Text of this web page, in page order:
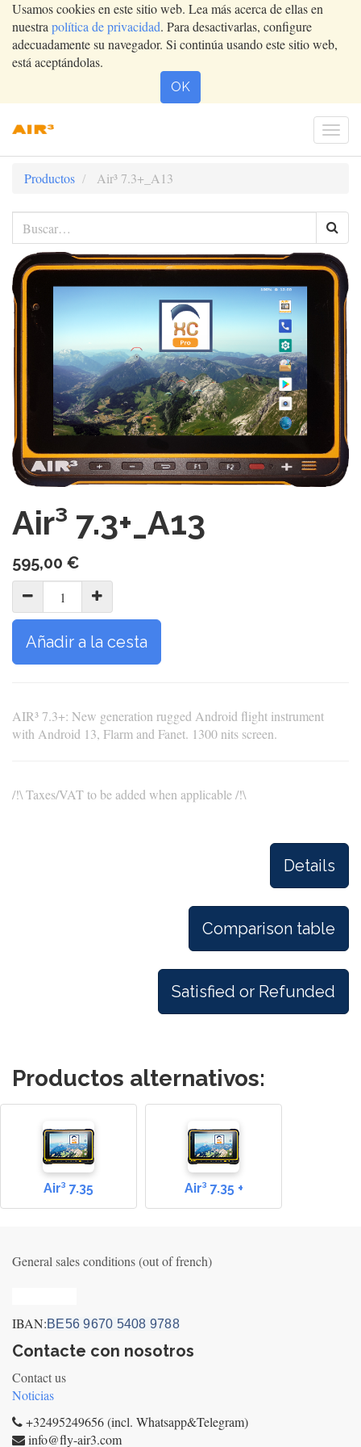
Usamos cookies en este sitio web. Lea más acerca de ellas en
nuestra política de privacidad. Para desactivarlas, configure
adecuadamente su navegador. Si continúa usando este sitio web,
está aceptándolas.
OK
Productos Air³ 7.3+_A13
Air³ 7.3+_A13
595,00 €
Añadir a la cesta
AIR³ 7.3+: New generation rugged Android flight instrument
with Android 13, Flarm and Fanet. 1300 nits screen.
/!\ Taxes/VAT to be added when applicable /!\
Details
Comparison table
Satisfied or Refunded
Productos alternativos:
Air³ 7.35 Air³ 7.35 +
General sales conditions (out of french)
IBAN:BE56 9670 5408 9788
Contacte con nosotros
Contact us
Noticias
+32495249656 (incl. Whatsapp&Telegram)
info@fly-air3.com